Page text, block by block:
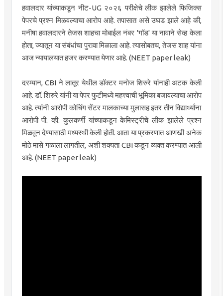
हवालदार यांच्याकडून नीट-UG २०२६ परीक्षेचे लीक झालेले फिजिक्स
पेपरचे प्रश्न मिळवल्याचा आरोप आहे. तपासात असे उघड झाले आहे की,
मनीषा हवालदारने तेजस शाहचा मोबाईल नंबर 'गॉड' या नावाने सेव्ह केला
होता, ज्यातून या संबंधांचा पुरावा मिळाला आहे. त्यासोबतच, तेजस शाह यांना
आज न्यायालयात हजर करण्यात येणार आहे. (NEET paper leak)
दरम्यान, CBI ने लातूर येथील डॉक्टर मनोज शिरुरे यांनाही अटक केली
आहे. डॉ. शिरुरे यांनी या पेपर फुटीमध्ये महत्त्वाची भूमिका बजावल्याचा आरोप
आहे. त्यांनी आरोपी कोचिंग सेंटर मालकाच्या मुलासह इतर तीन विद्यार्थ्यांना
आरोपी पी. व्ही. कुलकर्णी यांच्याकडून केमिस्ट्रीचे लीक झालेले प्रश्न
मिळवून देण्यासाठी मध्यस्थी केली होती. आता या प्रकरणात आणखी अनेक
मोठे मासे गळाला लागतील, अशी शक्यता CBI कडून व्यक्त करण्यात आली
आहे. (NEET paper leak)